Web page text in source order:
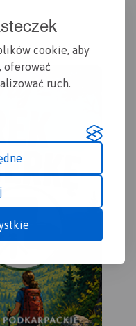
cookie, aby
oferować
ruch.
turyście. Podano
rowerowych,
nordic walking i
łącznie z